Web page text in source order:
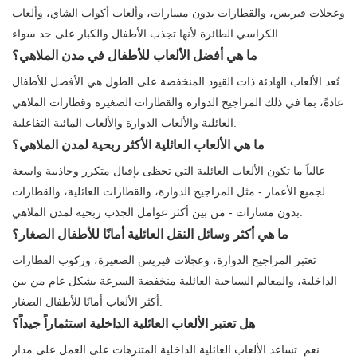
وعجلات فيريس، والقطارات بدون مسارات، وألعاب أكواب الشاي، وألعاب
الكراسي الطائرة لأنها تجذب الأطفال والكبار على حد سواء.
ما هي أفضل الألعاب للأطفال في مدن الملاهي؟
تُعد الألعاب الهادئة ذات القيود المنخفضة على الطول هي الأفضل للأطفال
عادةً، بما في ذلك المراجيح الدوارة والقطارات الصغيرة وقطارات الملاهي
العائلية والألعاب الدوارة والألعاب المائية التفاعلية.
ما هي الألعاب العائلية الأكثر ربحية لمدن الملاهي؟
غالباً ما تكون الألعاب العائلية التي تحظى بإقبال متكرر وجاذبية واسعة
لجميع الأعمار - مثل المراجيح الدوارة، والقطارات العائلية، والقطارات
بدون مسارات - من بين أكثر عوامل الجذب ربحية لمدن الملاهي.
ما هي أكثر وسائل النقل العائلية أمانًا للأطفال الصغار؟
تعتبر المراجيح الدوارة، وعجلات فيريس الصغيرة، وركوب القطارات
الداخلية، والمعالم السياحية العائلية منخفضة السرعة بشكل عام من بين
أكثر الألعاب أمانًا للأطفال الصغار.
هل تعتبر الألعاب العائلية الداخلية استثماراً جيداً؟
نعم. تساعد الألعاب العائلية الداخلية المتنزهات على العمل على مدار